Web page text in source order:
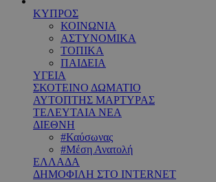
ΚΥΠΡΟΣ
ΚΟΙΝΩΝΙΑ
ΑΣΤΥΝΟΜΙΚΑ
ΤΟΠΙΚΑ
ΠΑΙΔΕΙΑ
ΥΓΕΙΑ
ΣΚΟΤΕΙΝΟ ΔΩΜΑΤΙΟ
ΑΥΤΟΠΤΗΣ ΜΑΡΤΥΡΑΣ
ΤΕΛΕΥΤΑΙΑ ΝΕΑ
ΔΙΕΘΝΗ
#Καύσωνας
#Μέση Ανατολή
ΕΛΛΑΔΑ
ΔΗΜΟΦΙΛΗ ΣΤΟ INTERNET